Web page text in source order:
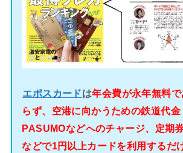
エポスカードは年会費が永年無料
らず、空港に向かうための鉄道代
PASUMOなどへのチャージ、定期
などで1円以上カードを利用するだ